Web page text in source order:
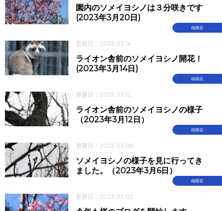
桜開花
園内のソメイヨシノは３分咲きです
(2023年3月20日)
更新日：2023.03.14
桜開花
ライオン舎前のソメイヨシノ開花！
(2023年3月14日)
更新日：2023.03.12
桜開花
ライオン舎前のソメイヨシノの様子
（2023年3月12日）
更新日：2023.03.06
桜開花
ソメイヨシノの様子を見に行ってき
ました。（2023年3月6日）
更新日：2023.03.02